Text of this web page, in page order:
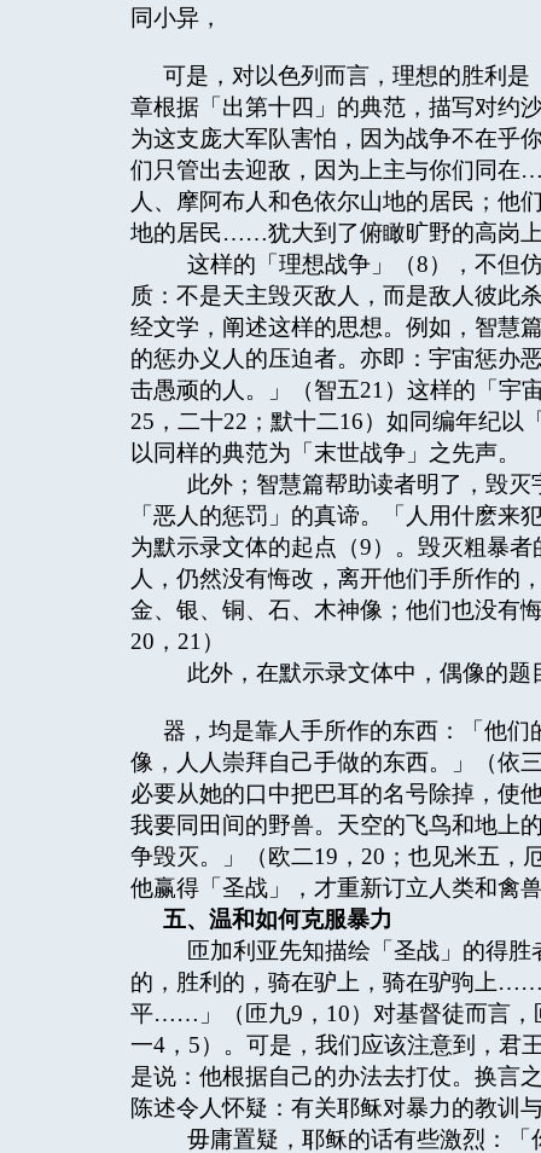
同小异，
可是，对以色列而言，理想的胜利
章根据「出第十四」的典范，描写对约
为这支庞大军队害怕，因为战争不在
们只管出去迎敌，因为上主与你们同
人、摩阿布人和色依尔山地的居民；他
地的居民……犹大到了俯瞰旷野的高岗
这样的「理想战争」（8），不但
质：不是天主毁灭敌人，而是敌人彼此
经文学，阐述这样的思想。例如，智慧
的惩办义人的压迫者。亦即：宇宙惩办
击愚顽的人。」（智五21）这样的「宇
25，二十22；默十二16）如同编年纪以
以同样的典范为「末世战争」之先声。
此外；智慧篇帮助读者明了，毁灭
「恶人的惩罚」的真谛。「人用什麽来
为默示录文体的起点（9）。毁灭粗暴
人，仍然没有悔改，离开他们手所作的
金、银、铜、石、木神像；他们也没有
20，21）
此外，在默示录文体中，偶像的题
器，均是靠人手所作的东西：「他
像，人人崇拜自己手做的东西。」（依
必要从她的口中把巴耳的名号除掉，使
我要同田间的野兽。天空的飞鸟和地上
争毁灭。」（欧二19，20；也见米五
他赢得「圣战」，才重新订立人类和禽
五、温和如何克服暴力
匝加利亚先知描绘「圣战」的得胜
的，胜利的，骑在驴上，骑在驴驹上
平……」（匝九9，10）对基督徒而言，
一4，5）。可是，我们应该注意到，君
是说：他根据自己的办法去打仗。换言
陈述令人怀疑：有关耶稣对暴力的教训
毋庸置疑，耶稣的话有些激烈：「